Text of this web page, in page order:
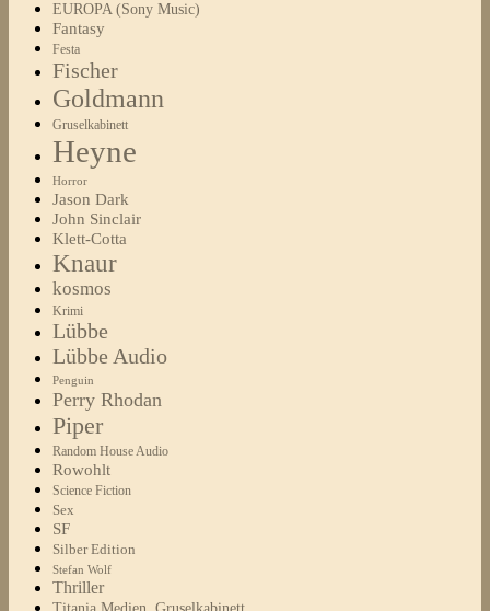
EUROPA (Sony Music)
Fantasy
Festa
Fischer
Goldmann
Gruselkabinett
Heyne
Horror
Jason Dark
John Sinclair
Klett-Cotta
Knaur
kosmos
Krimi
Lübbe
Lübbe Audio
Penguin
Perry Rhodan
Piper
Random House Audio
Rowohlt
Science Fiction
Sex
SF
Silber Edition
Stefan Wolf
Thriller